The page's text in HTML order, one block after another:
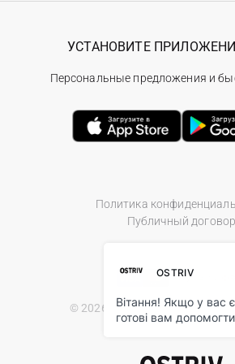
Политика
Публичный договор
© 2026 Ostriv.ua Store. All
УСТАНОВИТЕ
Персональные предложения и